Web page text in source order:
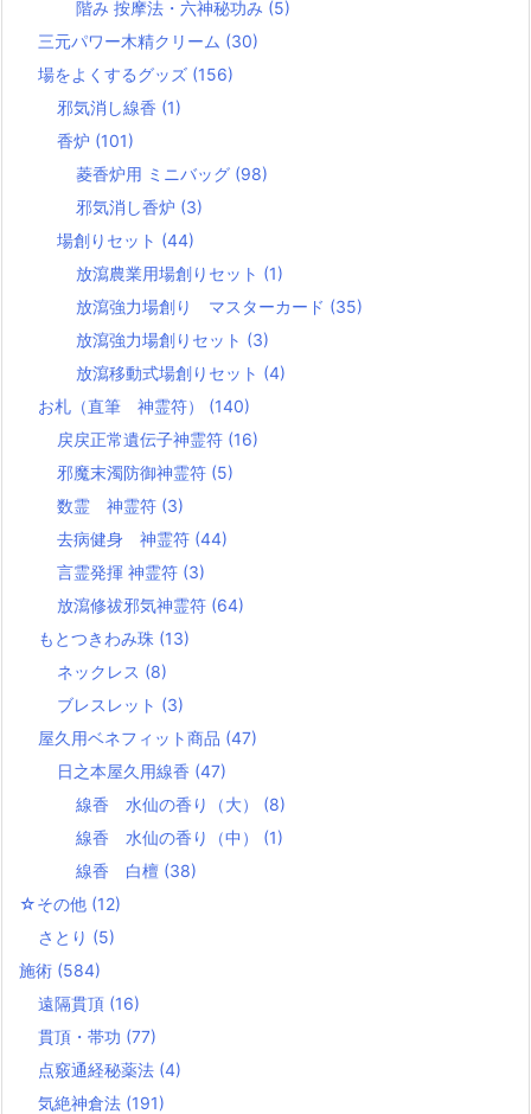
階み 按摩法・六神秘功み (5)
三元パワー木精クリーム (30)
場をよくするグッズ (156)
邪気消し線香 (1)
香炉 (101)
菱香炉用 ミニバッグ (98)
邪気消し香炉 (3)
場創りセット (44)
放瀉農業用場創りセット (1)
放瀉強力場創り マスターカード (35)
放瀉強力場創りセット (3)
放瀉移動式場創りセット (4)
お札（直筆 神霊符） (140)
戻戻正常遺伝子神霊符 (16)
邪魔末濁防御神霊符 (5)
数霊 神霊符 (3)
去病健身 神霊符 (44)
言霊発揮 神霊符 (3)
放瀉修祓邪気神霊符 (64)
もとつきわみ珠 (13)
ネックレス (8)
ブレスレット (3)
屋久用ベネフィット商品 (47)
日之本屋久用線香 (47)
線香 水仙の香り（大） (8)
線香 水仙の香り（中） (1)
線香 白檀 (38)
☆その他 (12)
さとり (5)
施術 (584)
遠隔貫頂 (16)
貫頂・帯功 (77)
点竅通経秘薬法 (4)
気絶神倉法 (191)